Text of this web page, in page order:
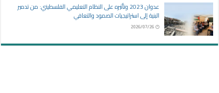
عدوان 2023 وتأثيره على النظام التعليمي الفلسطيني: من تدمير
البنية إلى استراتيجيات الصمود والتعافي
2026/07/26